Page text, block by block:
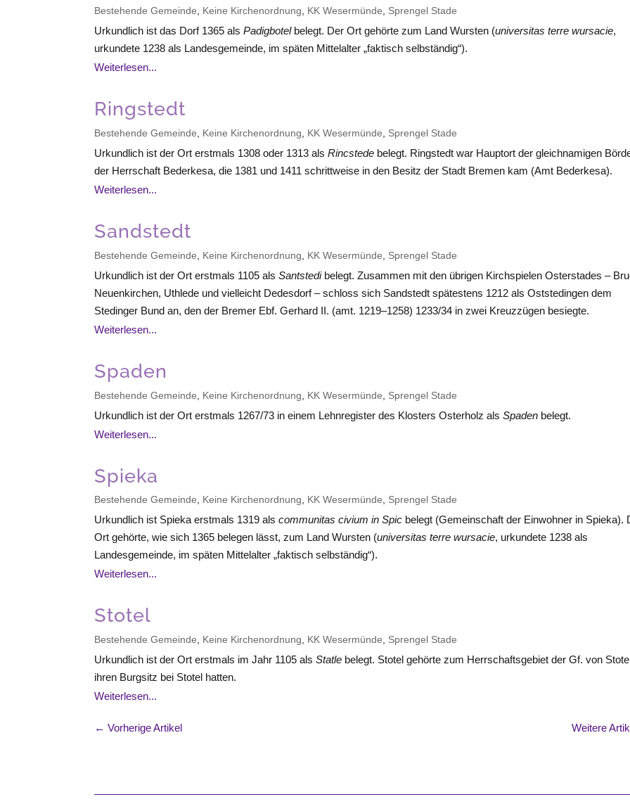
Bestehende Gemeinde Keine Kirchenordnung KK Wesermünde Sprengel Stade
Urkundlich ist das Dorf 1365 alsPadigbotelbelegt. Der Ort gehörte zum Land Wursten (universitas terre wursacie,
urkundete 1238 als Landesgemeinde, im späten Mittelalter „faktisch selbständig“).
Weiterlesen...
Ringstedt
Bestehende Gemeinde Keine Kirchenordnung KK Wesermünde Sprengel Stade
Urkundlich ist der Ort erstmals 1308 oder 1313 alsRincstede belegt. Ringstedt war Hauptort der gleichnamigen
der Herrschaft Bederkesa, die 1381 und 1411 schrittweise in den Besitz der Stadt Bremen kam (Amt Bederkesa).
Weiterlesen...
Sandstedt
Bestehende Gemeinde Keine Kirchenordnung KK Wesermünde Sprengel Stade
Urkundlich ist der Ort erstmals 1105 alsSantstedibelegt. Zusammen mit den übrigen Kirchspielen Osterstades –
Neuenkirchen, Uthlede und vielleicht Dedesdorf – schloss sich Sandstedt spätestens 1212 als Oststedingen dem
Stedinger Bund an, den der Bremer Ebf. Gerhard II. (amt. 1219–1258) 1233/34 in zwei Kreuzzügen besiegte.
Weiterlesen...
Spaden
Bestehende Gemeinde Keine Kirchenordnung KK Wesermünde Sprengel Stade
Urkundlich ist der Ort erstmals 1267/73 in einem Lehnregister des KlostersOsterholz alsSpaden belegt.
Weiterlesen...
Spieka
Bestehende Gemeinde, Keine Kirchenordnung, KK Wesermünde, Sprengel Stade
Urkundlich ist Spieka erstmals 1319 alscommunitas civium in Spic belegt (Gemeinschaft der Einwohner in Spieka).
Ort gehörte, wie sich 1365 belegen lässt, zum Land Wursten (universitas terre wursacie, urkundete 1238 als
Landesgemeinde, im späten Mittelalter „faktisch selbständig“).
Weiterlesen...
Stotel
Bestehende Gemeinde Keine Kirchenordnung KK Wesermünde Sprengel Stade
Urkundlich ist der Ort erstmals im Jahr 1105 alsStatle belegt. Stotel gehörte zum Herrschaftsgebiet der Gf. von
ihren Burgsitz bei Stotel hatten.
Weiterlesen...
Weitere
← Vorherige Artikel